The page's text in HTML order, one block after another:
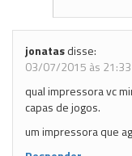
jonatasdisse:
03/07/2015 às 21:33
qual impressora vc
capas de jogos.
um impressora que